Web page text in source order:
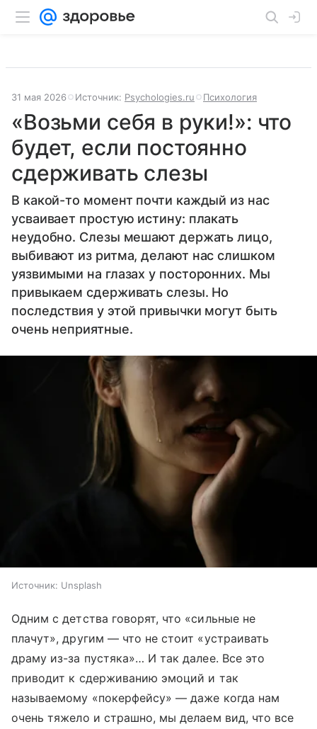
31 мая 2026 Источник: Psychologies.ru Психология
«Возьми себя в руки!»: что
будет, если постоянно
сдерживать слезы
В какой-то момент почти каждый из нас
усваивает простую истину: плакать
неудобно. Слезы мешают держать лицо,
выбивают из ритма, делают нас слишком
уязвимыми на глазах у посторонних. Мы
привыкаем сдерживать слезы. Но
последствия у этой привычки могут быть
очень неприятные.
Источник: Unsplash
Одним с детства говорят, что «сильные не
плачут», другим — что не стоит «устраивать
драму из-за пустяка»… И так далее. Все это
приводит к сдерживанию эмоций и так
называемому «покерфейсу» — даже когда нам
очень тяжело и страшно, мы делаем вид, что все